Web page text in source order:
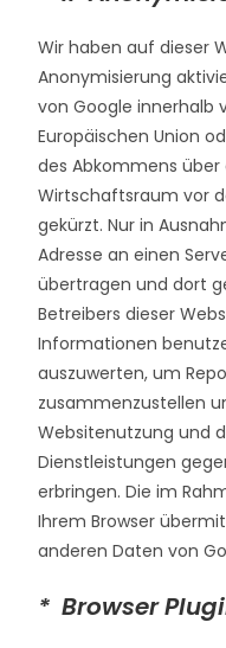
Wir haben auf dieser
Anonymisierung
von Google innerhalb
Europäischen Union
des Abkommens über
Wirtschaftsraum vor
gekürzt. Nur in
Adresse an einen
übertragen und dort
Betreibers dieser
Informationen
auszuwerten, um
zusammenzustellen
Websitenutzung und
Dienstleistungen
erbringen. Die im
Ihrem Browser
anderen Daten von
* Browser